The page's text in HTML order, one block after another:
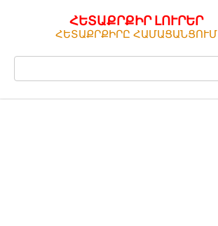
ՀԵՏԱՔՐՔԻՐ ԼՈՒՐԵՐ
ՀԵՏԱՔՐՔԻՐԸ ՀԱՄԱՑԱՆՑՈՒՄ
Поиск: